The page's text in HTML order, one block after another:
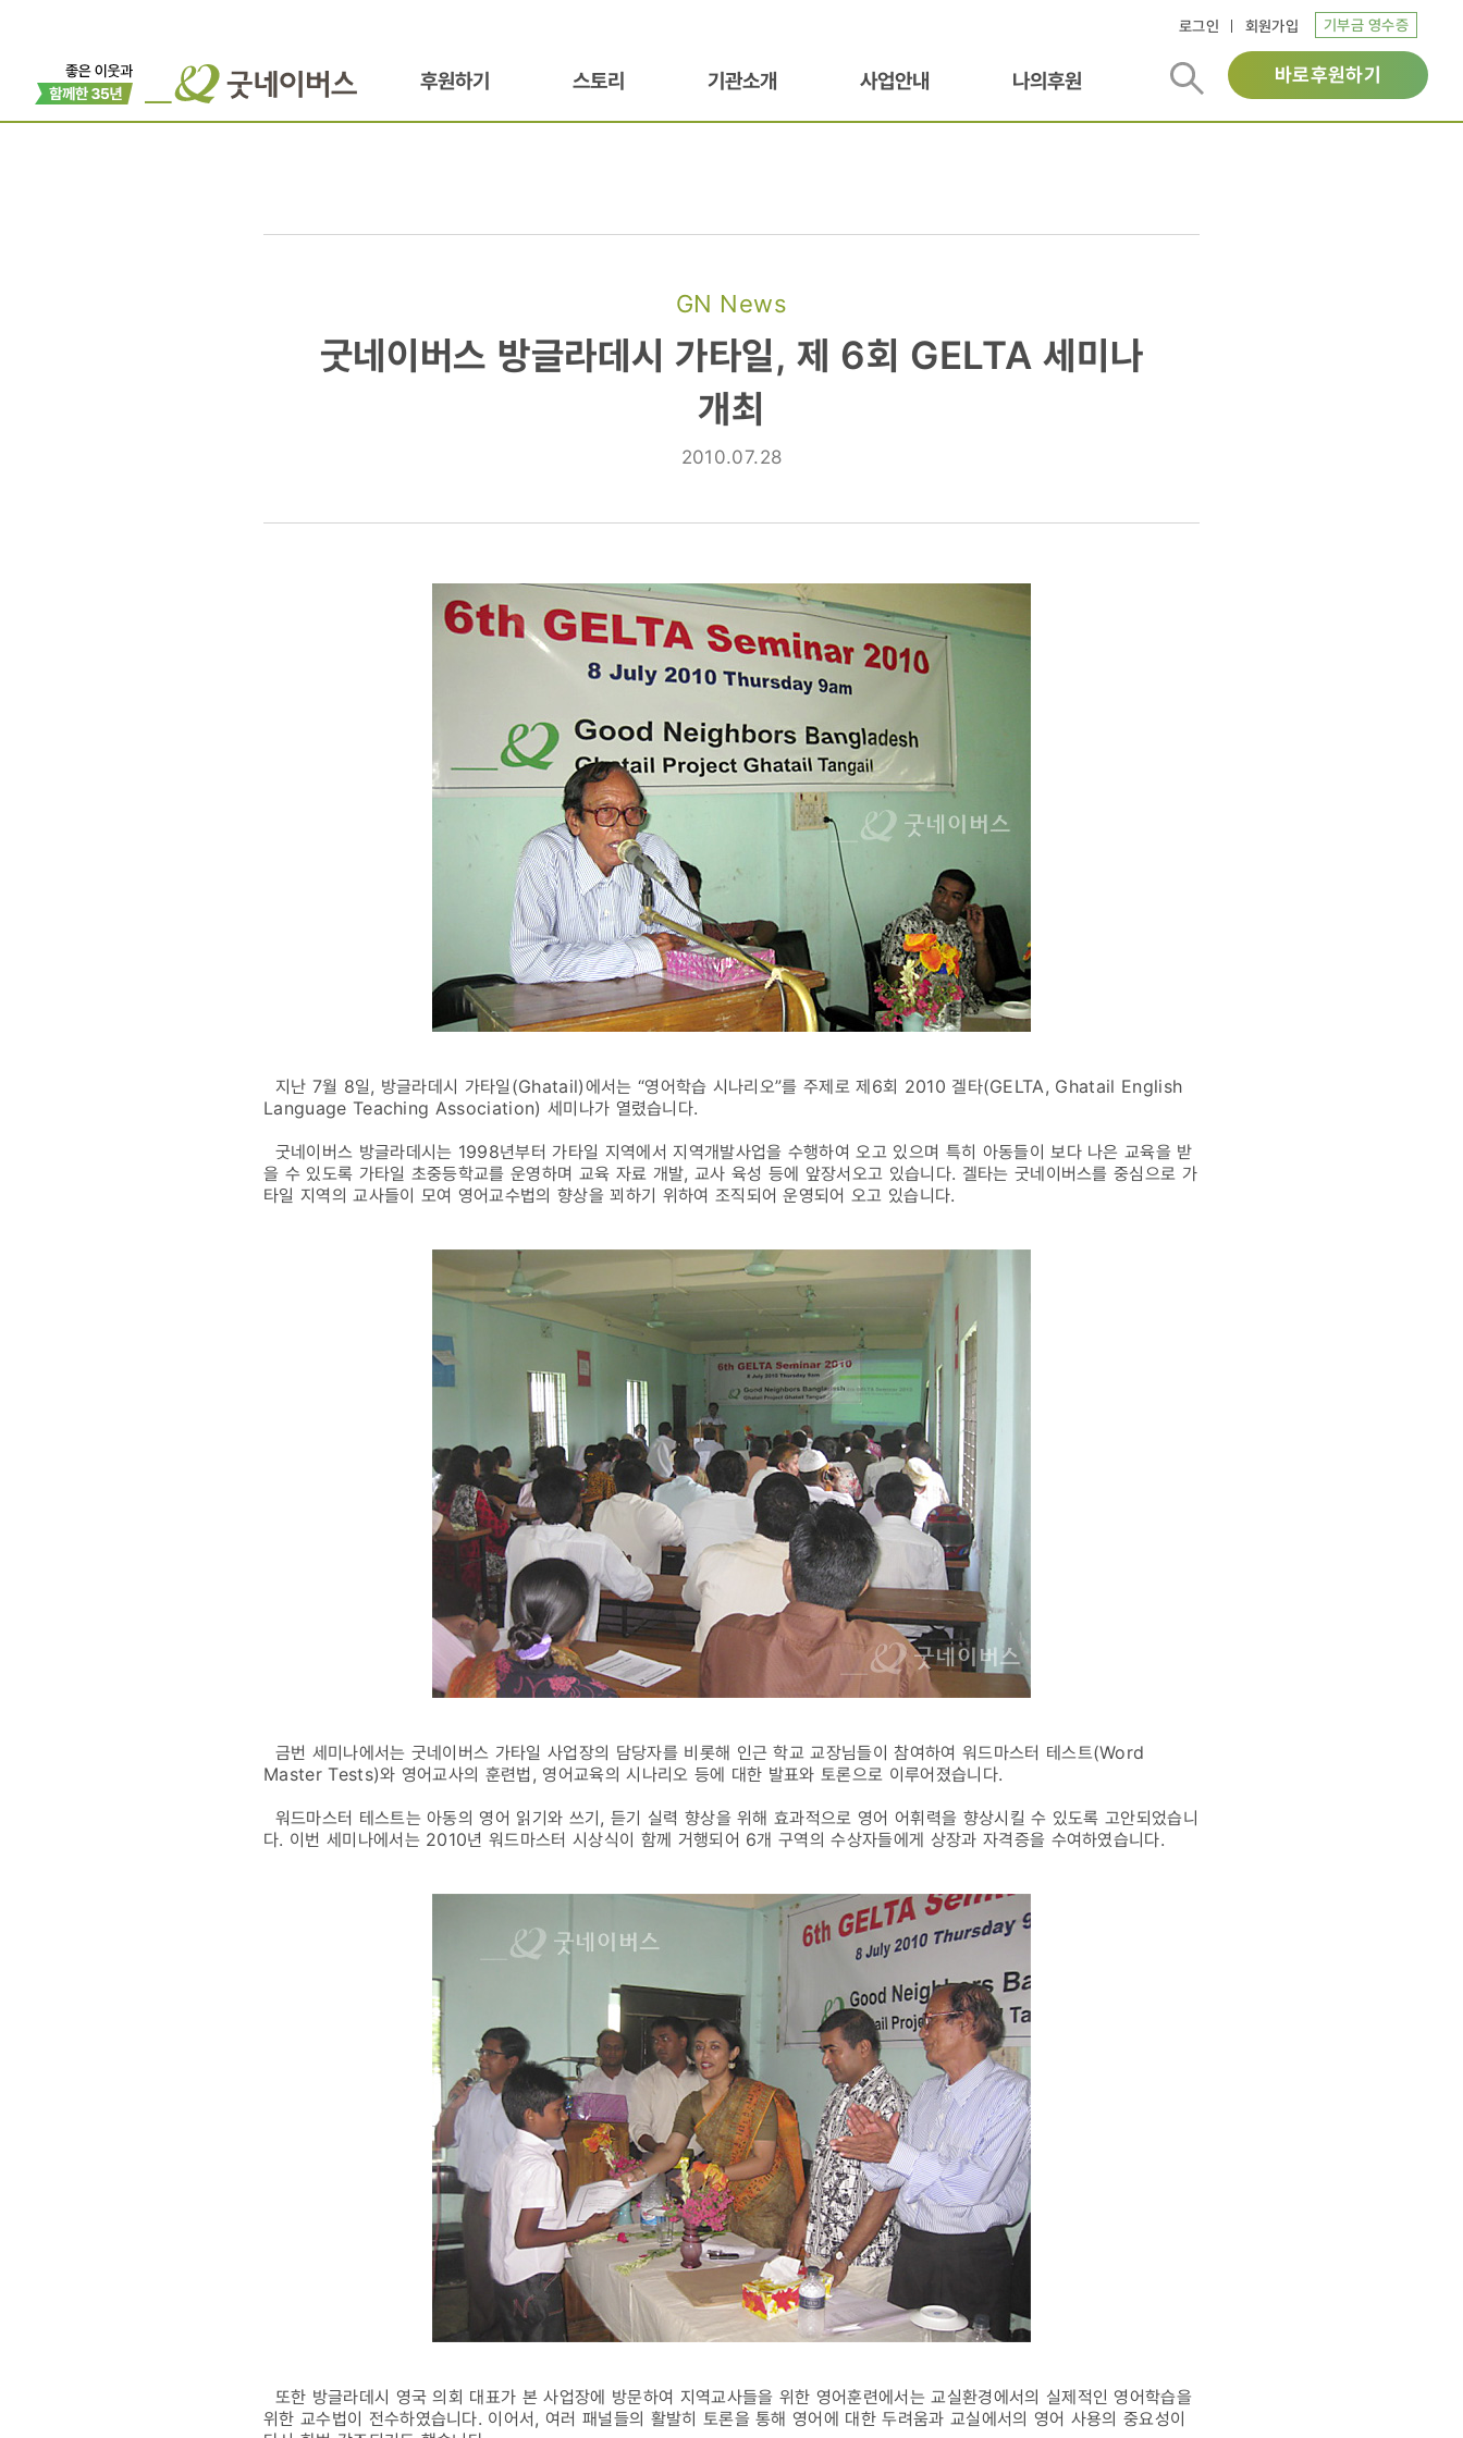
로그인 회원가입 기부금 영수증
후원하기 스토리 기관소개 사업안내 나의후원 바로후원하기
GN News
굿네이버스
제
굿네이버스 방글라데시 가타일, 제 6회 GELTA 세미나
개최
2010.07.28
지난 7월 8일, 방글라데시 가타일(Ghatail)에서는 “영어학습 시나리오”를 주제로 제6회 2010 겔타(GELTA, Ghatail English
Language Teaching Association) 세미나가 열렸습니다.
굿네이버스 방글라데시는 1998년부터 가타일 지역에서 지역개발사업을 수행하여 오고 있으며 특히 아동들이 보다 나은 교육을 받
을 수 있도록 가타일 초중등학교를 운영하며 교육 자료 개발, 교사 육성 등에 앞장서오고 있습니다. 겔타는 굿네이버스를 중심으로 가
타일 지역의 교사들이 모여 영어교수법의 향상을 꾀하기 위하여 조직되어 운영되어 오고 있습니다.
금번 세미나에서는 굿네이버스 가타일 사업장의 담당자를 비롯해 인근 학교 교장님들이 참여하여 워드마스터 테스트(Word
Master Tests)와 영어교사의 훈련법, 영어교육의 시나리오 등에 대한 발표와 토론으로 이루어졌습니다.
워드마스터 테스트는 아동의 영어 읽기와 쓰기, 듣기 실력 향상을 위해 효과적으로 영어 어휘력을 향상시킬 수 있도록 고안되었습니
다. 이번 세미나에서는 2010년 워드마스터 시상식이 함께 거행되어 6개 구역의 수상자들에게 상장과 자격증을 수여하였습니다.
또한 방글라데시 영국 의회 대표가 본 사업장에 방문하여 지역교사들을 위한 영어훈련에서는 교실환경에서의 실제적인 영어학습을
위한 교수법이 전수하였습니다. 이어서, 여러 패널들의 활발히 토론을 통해 영어에 대한 두려움과 교실에서의 영어 사용의 중요성이